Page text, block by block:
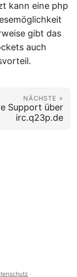
kann eine php
gibt das
auch
NÄCHSTE »
Support über
irc.q23p.de
·